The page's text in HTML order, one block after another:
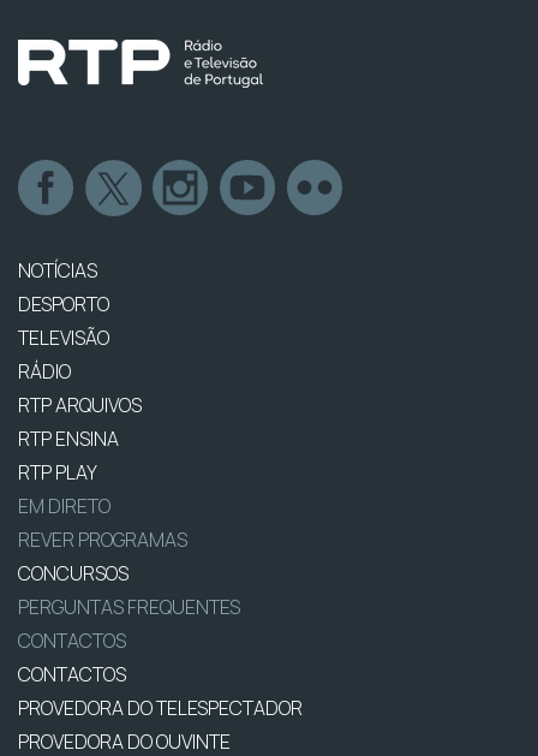
NOTÍCIAS
DESPORTO
TELEVISÃO
RÁDIO
RTP ARQUIVOS
RTP ENSINA
RTP PLAY
EM DIRETO
REVER PROGRAMAS
CONCURSOS
PERGUNTAS FREQUENTES
CONTACTOS
CONTACTOS
PROVEDORA DO TELESPECTADOR
PROVEDORA DO OUVINTE